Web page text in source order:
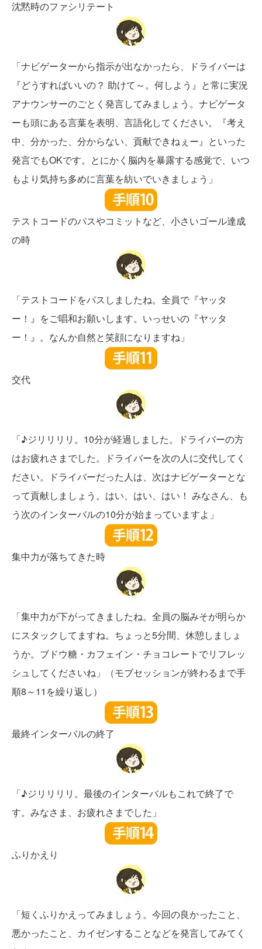
沈黙時のファシリテート
「ナビゲーターから指示が出なかったら、ドライバーは
『どうすればいいの？ 助けて～。何しよう』と常に実況
アナウンサーのごとく発言してみましょう。ナビゲータ
ーも頭にある言葉を表明、言語化してください。『考え
中、分かった、分からない、貢献できねぇー』といった
発言でもOKです。とにかく脳内を暴露する感覚で、いつ
もより気持ち多めに言葉を紡いでいきましょう」
テストコードのパスやコミットなど、小さいゴール達成
の時
「テストコードをパスしましたね。全員で『ヤッタ
ー！』をご唱和お願いします。いっせいの『ヤッタ
ー！』。なんか自然と笑顔になりますね」
交代
「♪ジリリリリ。10分が経過しました。ドライバーの方
はお疲れさまでした。ドライバーを次の人に交代してく
ださい。ドライバーだった人は、次はナビゲーターとな
って貢献しましょう。はい、はい、はい！ みなさん、も
う次のインターバルの10分が始まっていますよ」
集中力が落ちてきた時
「集中力が下がってきましたね。全員の脳みそが明らか
にスタックしてますね。ちょっと5分間、休憩しましょ
うか。ブドウ糖・カフェイン・チョコレートでリフレッ
シュしてくださいね」（モブセッションが終わるまで手
順8～11を繰り返し）
最終インターバルの終了
「♪ジリリリリ。最後のインターバルもこれで終了で
す。みなさま、お疲れさまでした」
ふりかえり
「短くふりかえってみましょう。今回の良かったこと、
悪かったこと、カイゼンすることなどを発言してみてく